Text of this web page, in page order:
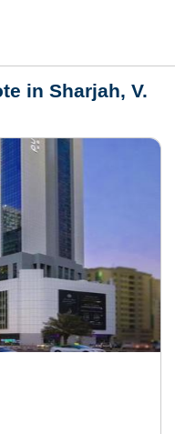
in Sharjah, V.